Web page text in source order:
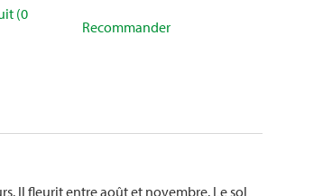
(0
Recommander
Il fleurit entre août et novembre. Le sol